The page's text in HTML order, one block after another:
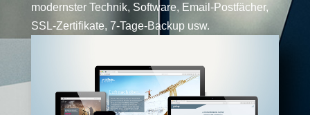
modernster Technik, Software, Email-Postfächer,
SSL-Zertifikate, 7-Tage-Backup usw.